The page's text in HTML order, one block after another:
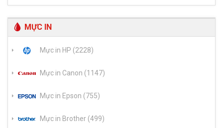
MỰC IN
Mực in HP (2228)
Mực in Canon (1147)
Mực in Epson (755)
Mực in Brother (499)